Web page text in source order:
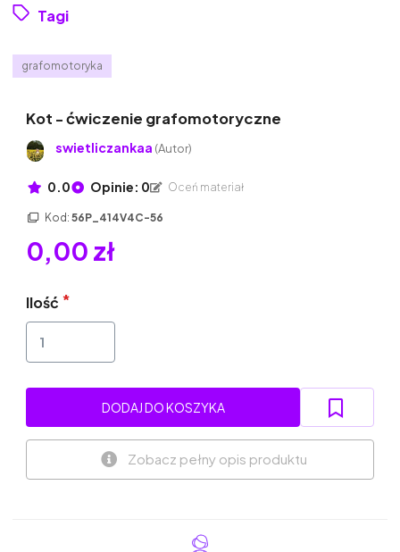
Tagi
grafomotoryka
Kot - ćwiczenie grafomotoryczne
swietliczankaa (Autor)
0.0 Opinie: 0 Oceń materiał
Kod: 56P_414V4C-56
0,00 zł
Ilość
DODAJ DO KOSZYKA
Zobacz pełny opis produktu